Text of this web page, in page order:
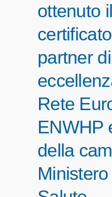
ottenuto il
partner di
Rete
ENWHP
della